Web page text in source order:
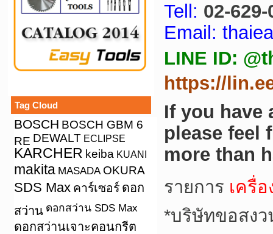
Tag Cloud
BOSCH BOSCH GBM 6
RE DEWALT ECLIPSE
KARCHER keiba KUANI
makita MASADA OKURA
SDS Max คาร์เซอร์ ดอก
สว่าน ดอกสว่าน SDS Max
ดอกสว่านเจาะคอนกรีต
Tell: 02-629-
Email:
LINE ID:
https://
If you have
please feel
more than
รายการ เครื่
*บริษัทขอสงว